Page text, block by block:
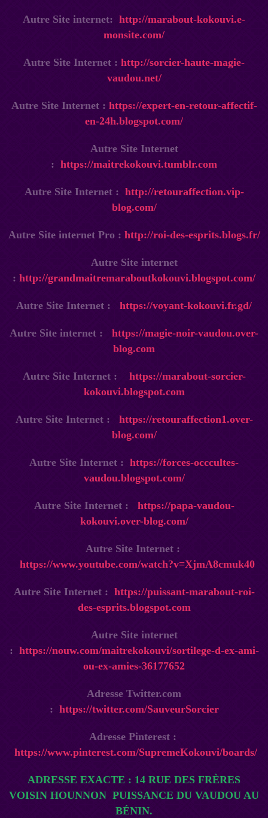
Autre Site internet: http://marabout-kokouvi.e-
monsite.com/
Autre Site Internet : http://sorcier-haute-magie-
vaudou.net/
Autre Site Internet : https://expert-en-retour-affectif-
en-24h.blogspot.com/
Autre Site Internet
: https://maitrekokouvi.tumblr.com
Autre Site Internet : http://retouraffection.vip-
blog.com/
Autre Site internet Pro : http://roi-des-esprits.blogs.fr/
Autre Site internet
: http://grandmaitremaraboutkokouvi.blogspot.com/
Autre Site Internet : https://voyant-kokouvi.fr.gd/
Autre Site internet : https://magie-noir-vaudou.over-
blog.com
Autre Site Internet :
https://marabout-sorcier-
kokouvi.blogspot.com
Autre Site Internet : https://retouraffection1.over-
blog.com/
Autre Site Internet : https://forces-occcultes-
vaudou.blogspot.com/
Autre Site Internet : https://papa-vaudou-
kokouvi.over-blog.com/
Autre Site Internet :
https://www.youtube.com/watch?v=XjmA8cmuk40
Autre Site Internet : https://puissant-marabout-roi-
des-esprits.blogspot.com
Autre Site internet
: https://nouw.com/maitrekokouvi/sortilege-d-ex-ami-
ou-ex-amies-36177652
Adresse Twitter.com
: https://twitter.com/SauveurSorcier
Adresse Pinterest :
https://www.pinterest.com/SupremeKokouvi/boards/
ADRESSE EXACTE : 14 RUE DES FRÈRES
VOISIN HOUNNON PUISSANCE DU VAUDOU AU
BÉNIN.